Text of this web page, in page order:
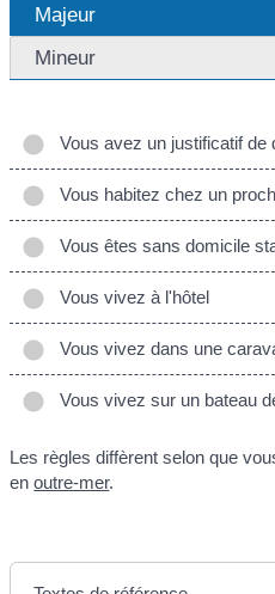
Majeur
Mineur
Vous avez un justificatif de
Vous habitez chez un
Vous êtes sans domicile
Vous vivez à l'hôtel
Vous vivez dans une
Vous vivez sur un bateau
Les règles diffèrent selon que
enoutre-mer.